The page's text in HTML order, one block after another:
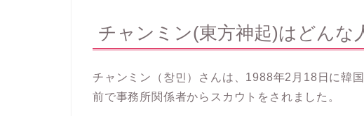
チャンミン(東方神起)はどんな
チャンミン（ 창민）
さんは、1988年2月18日に韓
前で事務所関係者からスカウトをされました。